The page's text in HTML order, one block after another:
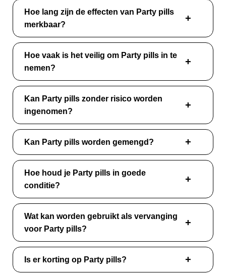
Hoe lang zijn de effecten van Party pills
merkbaar?
Hoe vaak is het veilig om Party pills in te
nemen?
Kan Party pills zonder risico worden
ingenomen?
Kan Party pills worden gemengd?
Hoe houd je Party pills in goede
conditie?
Wat kan worden gebruikt als vervanging
voor Party pills?
Is er korting op Party pills?